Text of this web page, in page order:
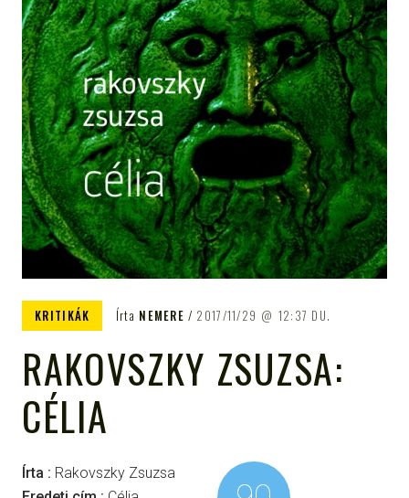
KRITIKÁK Írta NEMERE 2017/11/29 12:37 DU.
RAKOVSZKY ZSUZSA:
CÉLIA
Írta : Rakovszky Zsuzsa